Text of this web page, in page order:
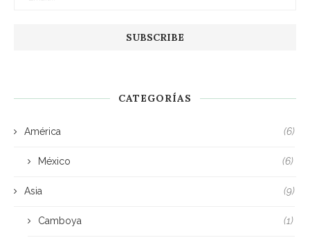
CATEGORÍAS
América (6)
México (6)
Asia (9)
Camboya (1)